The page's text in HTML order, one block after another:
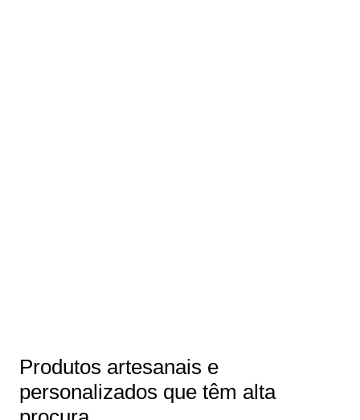
Produtos artesanais e
personalizados que têm alta